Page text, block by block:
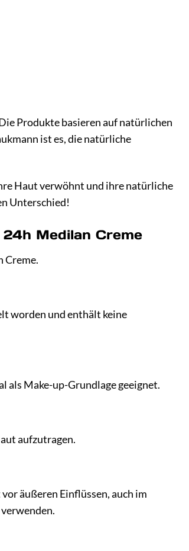
Produkte basieren auf natürlichen
ist es, die natürliche
Haut verwöhnt und ihre natürliche
Unterschied!
Medilan Creme
Creme.
worden und enthält keine
als Make-up-Grundlage geeignet.
aufzutragen.
äußeren Einflüssen, auch im
verwenden.